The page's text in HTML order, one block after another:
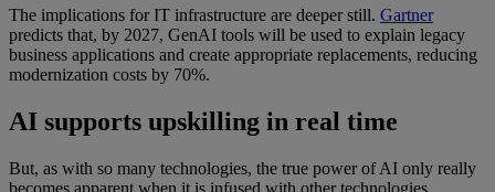
The implications for IT infrastructure are deeper still. Gartner
predicts that, by 2027, GenAI tools will be used to explain legacy
business applications and create appropriate replacements, reducing
modernization costs by 70%.
AI supports upskilling in real time
But, as with so many technologies, the true power of AI only really